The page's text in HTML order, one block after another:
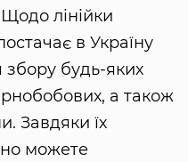
лінійки
в Україну
збору будь-яких
а також
Завдяки їх
можете